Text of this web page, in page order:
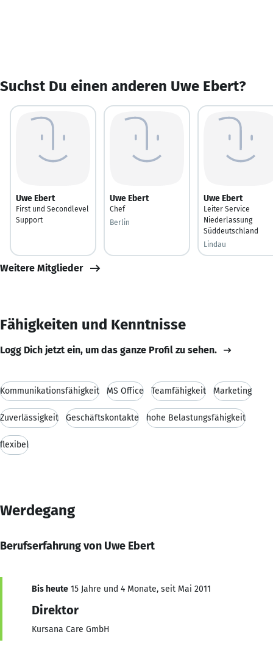
Suchst Du einen anderen Uwe Ebert?
Uwe Ebert
First und Secondlevel
Support
Uwe Ebert
Chef
Berlin
Uwe Ebert
Leiter Service
Niederlassung
Süddeutschland
Lindau
Weitere Mitglieder
Fähigkeiten und Kenntnisse
Logg Dich jetzt ein, um das ganze Profil zu sehen.
Kommunikationsfähigkeit MS Office Teamfähigkeit Marketing
Zuverlässigkeit Geschäftskontakte hohe Belastungsfähigkeit
flexibel
Werdegang
Berufserfahrung von Uwe Ebert
Bis heute 15 Jahre und 4 Monate, seit Mai 2011
Direktor
Kursana Care GmbH